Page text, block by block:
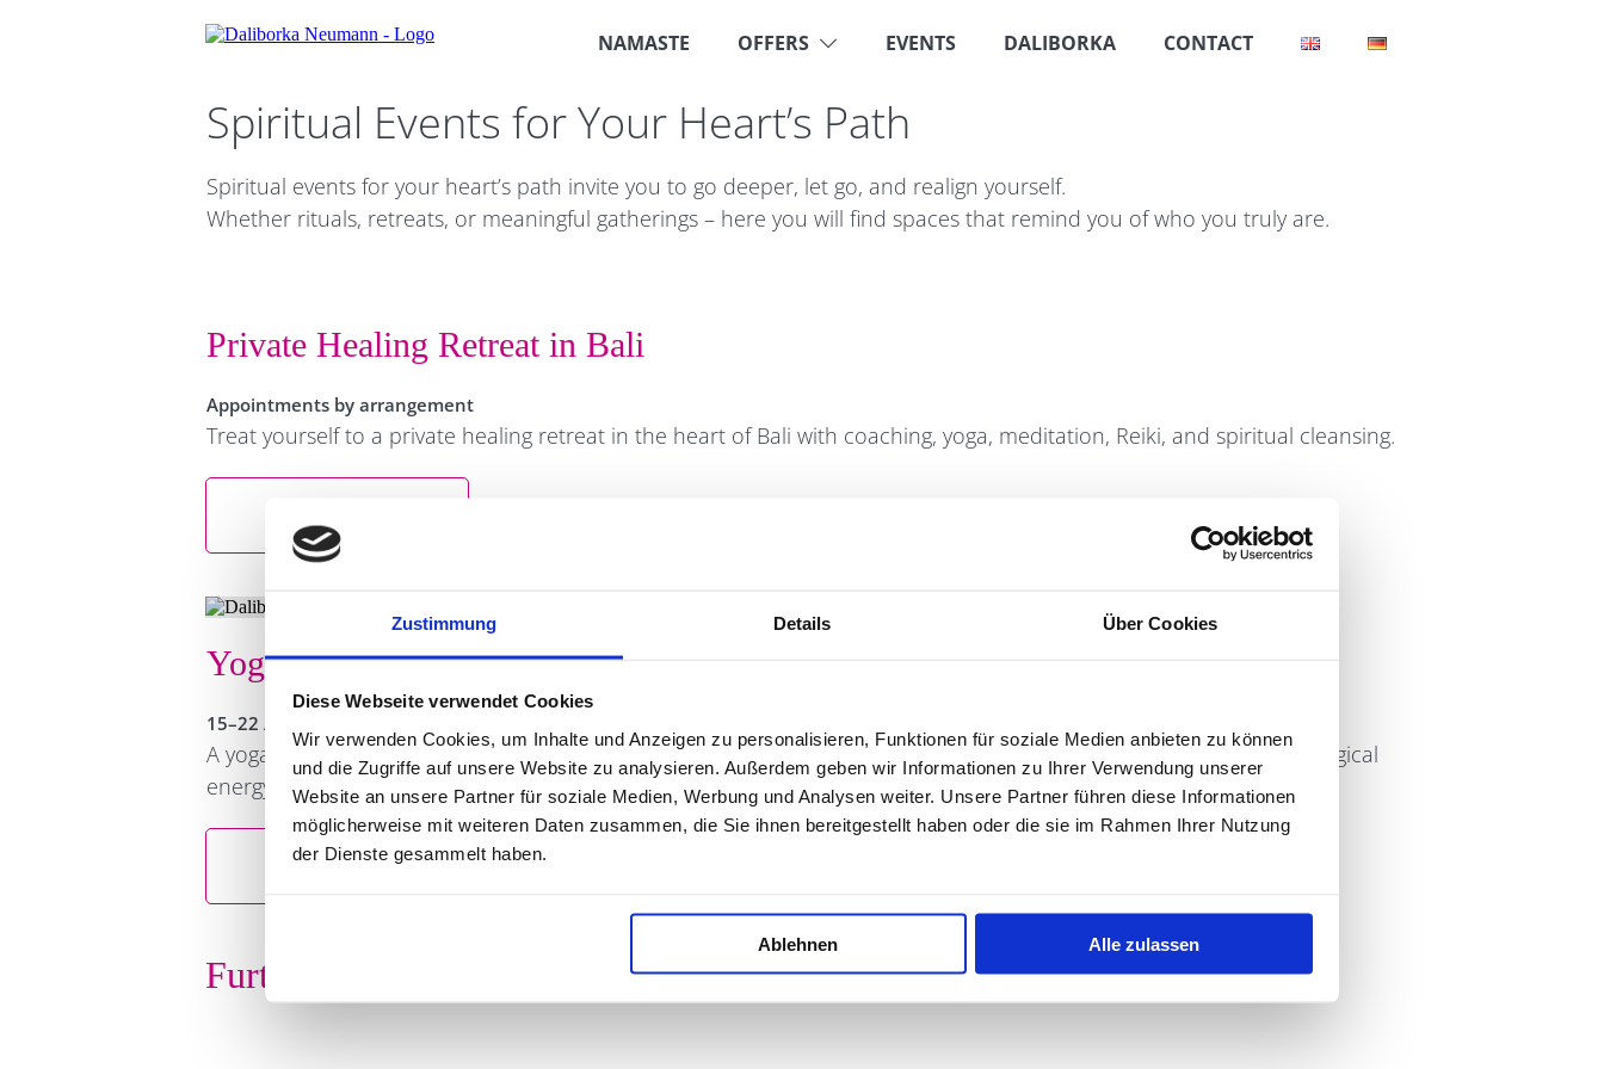
Zustimmung Details Über Cookies
Diese Webseite verwendet Cookies
Wir verwenden Cookies, um Inhalte und Anzeigen zu personalisieren, Funktionen für soziale Medien anbieten zu können
und die Zugriffe auf unsere Website zu analysieren. Außerdem geben wir Informationen zu Ihrer Verwendung unserer
Website an unsere Partner für soziale Medien, Werbung und Analysen weiter. Unsere Partner führen diese Informationen
möglicherweise mit weiteren Daten zusammen, die Sie ihnen bereitgestellt haben oder die sie im Rahmen Ihrer Nutzung
der Dienste gesammelt haben.
Ablehnen Alle zulassen
NAMASTE OFFERS EVENTS DALIBORKA CONTACT
Spiritual Events for Your Heart’s Path
Spiritual events for your heart’s path invite you to go deeper, let go, and realign yourself.
Whether rituals, retreats, or meaningful gatherings – here you will find spaces that remind you of who you truly are.
Private Healing Retreat in Bali
Appointments by arrangement
Treat yourself to a private healing retreat in the heart of Bali with coaching, yoga, meditation, Reiki, and spiritual cleansing.
Yoga Retreat Bali – A Journey Back to Yourself, into Your Heart
15–22 April 2026
A yoga and experiential journey back to yourself and into your heart. Experience the Island of the Gods and the magical
energy of Bali through yoga and meditation.
Learn more
Further dates available upon request.